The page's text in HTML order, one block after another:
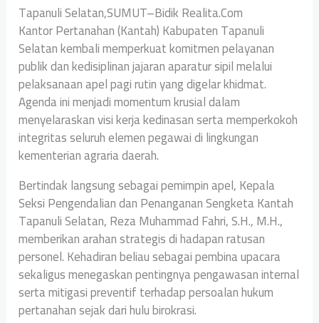
Tapanuli Selatan,SUMUT–Bidik Realita.Com
Kantor Pertanahan (Kantah) Kabupaten Tapanuli
Selatan kembali memperkuat komitmen pelayanan
publik dan kedisiplinan jajaran aparatur sipil melalui
pelaksanaan apel pagi rutin yang digelar khidmat.
Agenda ini menjadi momentum krusial dalam
menyelaraskan visi kerja kedinasan serta memperkokoh
integritas seluruh elemen pegawai di lingkungan
kementerian agraria daerah.
Bertindak langsung sebagai pemimpin apel, Kepala
Seksi Pengendalian dan Penanganan Sengketa Kantah
Tapanuli Selatan, Reza Muhammad Fahri, S.H., M.H.,
memberikan arahan strategis di hadapan ratusan
personel. Kehadiran beliau sebagai pembina upacara
sekaligus menegaskan pentingnya pengawasan internal
serta mitigasi preventif terhadap persoalan hukum
pertanahan sejak dari hulu birokrasi.